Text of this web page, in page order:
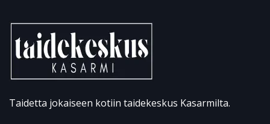
Taidetta jokaiseen kotiin taidekeskus Kasarmilta.